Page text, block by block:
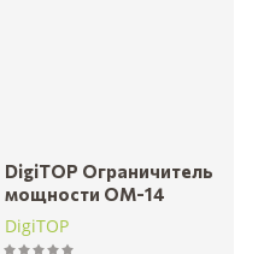
DigiTOP Ограничитель
мощности ОМ-14
DigiTOP